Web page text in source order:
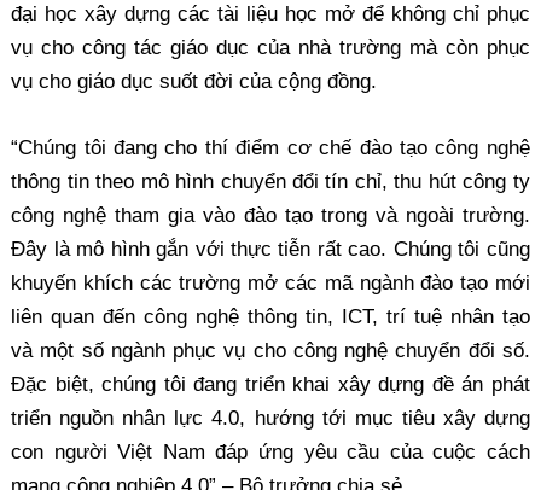
đại học xây dựng các tài liệu học mở để không chỉ phục
vụ cho công tác giáo dục của nhà trường mà còn phục
vụ cho giáo dục suốt đời của cộng đồng.
“Chúng tôi đang cho thí điểm cơ chế đào tạo công nghệ
thông tin theo mô hình chuyển đổi tín chỉ, thu hút công ty
công nghệ tham gia vào đào tạo trong và ngoài trường.
Đây là mô hình gắn với thực tiễn rất cao. Chúng tôi cũng
khuyến khích các trường mở các mã ngành đào tạo mới
liên quan đến công nghệ thông tin, ICT, trí tuệ nhân tạo
và một số ngành phục vụ cho công nghệ chuyển đổi số.
Đặc biệt, chúng tôi đang triển khai xây dựng đề án phát
triển nguồn nhân lực 4.0, hướng tới mục tiêu xây dựng
con người Việt Nam đáp ứng yêu cầu của cuộc cách